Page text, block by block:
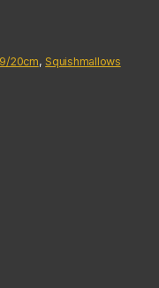
20cm, Squishmallows